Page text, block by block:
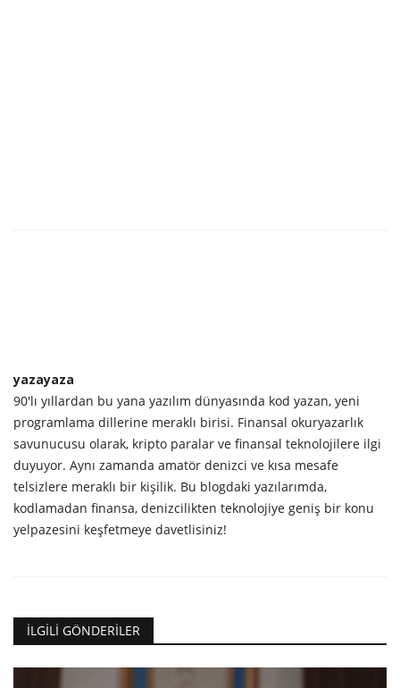
yazayaza
90'lı yıllardan bu yana yazılım dünyasında kod yazan, yeni
programlama dillerine meraklı birisi. Finansal okuryazarlık
savunucusu olarak, kripto paralar ve finansal teknolojilere ilgi
duyuyor. Aynı zamanda amatör denizci ve kısa mesafe
telsizlere meraklı bir kişilik. Bu blogdaki yazılarımda,
kodlamadan finansa, denizcilikten teknolojiye geniş bir konu
yelpazesini keşfetmeye davetlisiniz!
İLGILI GÖNDERILER